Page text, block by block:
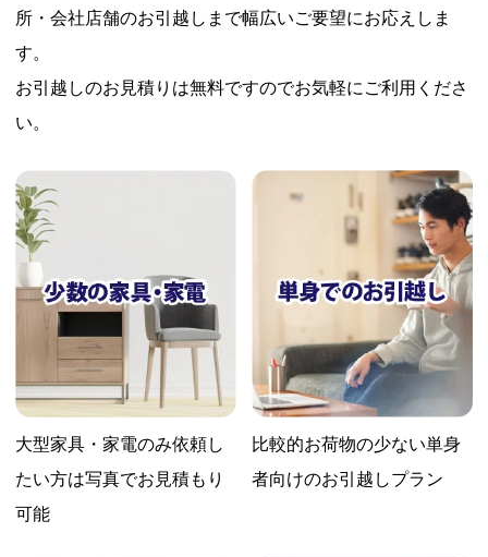
所・会社店舗のお引越しまで幅広いご要望にお応えしま
す。
お引越しのお見積りは無料ですのでお気軽にご利用くださ
い。
大型家具・家電のみ依頼し
たい方は写真でお見積もり
可能
比較的お荷物の少ない単身
者向けのお引越しプラン